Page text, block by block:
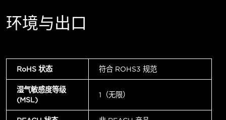
环境与出口
RoHS 状态 符合 ROHS3 规范
湿气敏感度等级
(MSL)
1（无限）